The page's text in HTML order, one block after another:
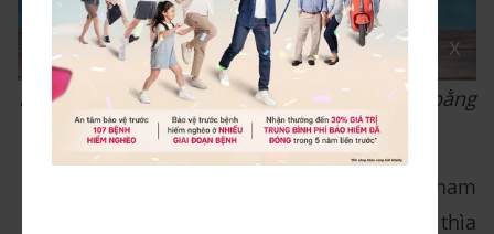
Bạn có thể tận dụng nước dừa để dưỡng da bằng
nhiều cách khác nhau
Bạn có thể tham
khảo công thức pha theo tỉ lệ sau: 2 thìa
X